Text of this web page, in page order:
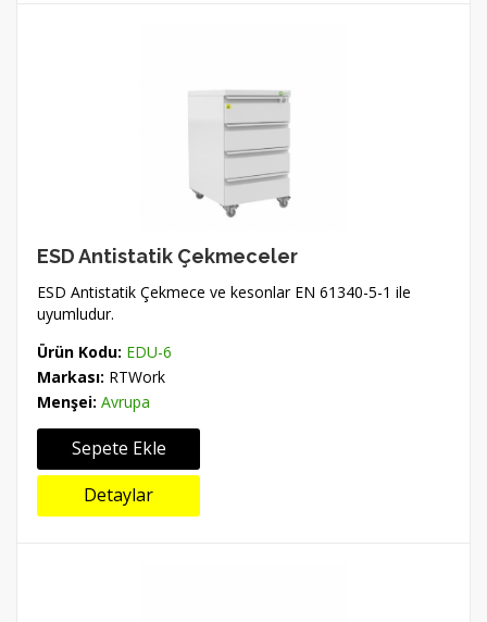
ESD Antistatik Çekmeceler
ESD Antistatik Çekmece ve kesonlar EN 61340-5-1 ile
uyumludur.
Ürün Kodu: EDU-6
Markası: RTWork
Menşei: Avrupa
Sepete Ekle
Detaylar